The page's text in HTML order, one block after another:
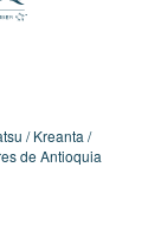
Kreanta
de Antioquia